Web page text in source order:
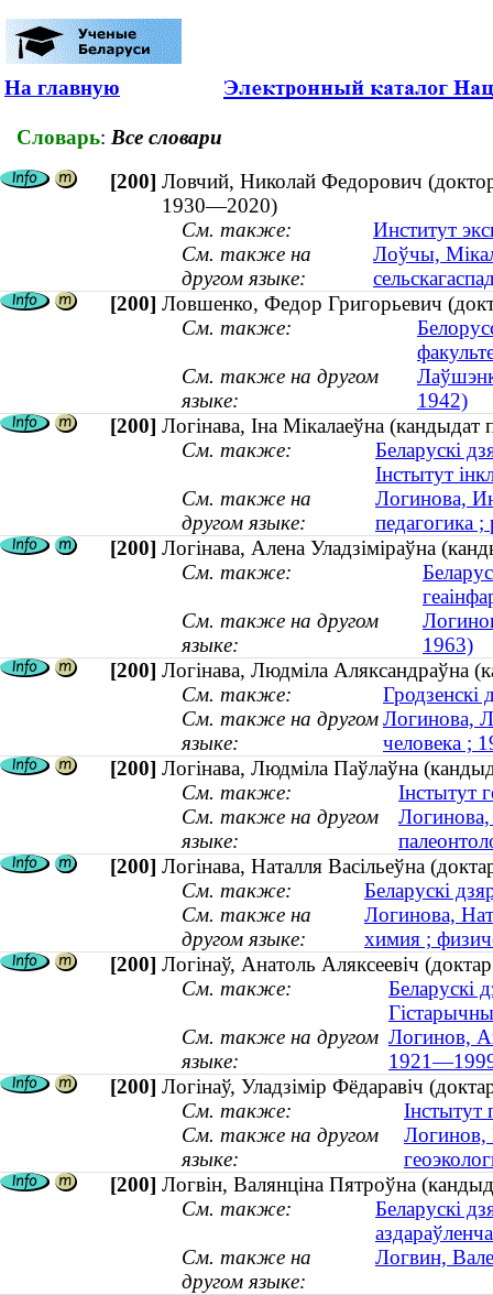
На главную
Словарь: Все словари
[200] Ловчий, Николай Федорович
1930—2020)
См. также:
Институт
См. также на
другом языке:
Лоўчы,
[200] Ловшенко, Федор Григорьевич
См. также:
См. также на другом
языке:
1942)
[200] Логінава, Іна Мікалаеўна (кандыдат
См. также:
Беларускі
Інстытут
См. также на
другом языке:
Логинова,
педагогика
[200] Логінава, Алена Уладзіміраўна
См. также:
См. также на другом
языке:
1963)
[200] Логінава, Людміла Аляксандраўна
См. также:
Гродзенскі
См. также на другом
языке:
Логинова,
человека ;
[200] Логінава, Людміла Паўлаўна
См. также:
Інстытут
См. также на другом
языке:
[200] Логінава, Наталля Васільеўна
См. также:
Беларускі
См. также на
другом языке:
Логинова,
химия ;
[200] Логінаў, Анатоль Аляксеевіч
См. также:
Беларускі
См. также на другом
языке:
Логинов,
[200] Логінаў, Уладзімір Фёдаравіч
См. также:
См. также на другом
языке:
Логинов,
[200] Логвін, Валянціна Пятроўна
См. также:
Беларускі
См. также на
другом языке:
Логвин,